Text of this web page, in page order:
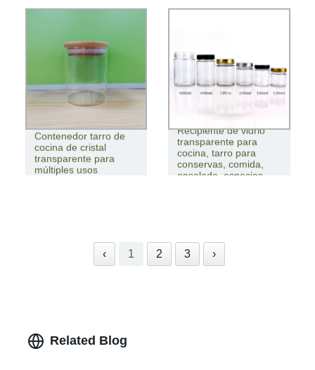
Contenedor tarro de
cocina de cristal
transparente para
múltiples usos
Recipiente de vidrio
transparente para
cocina, tarro para
conservas, comida,
ensalada, especias
‹ 1 2 3 ›
Related Blog